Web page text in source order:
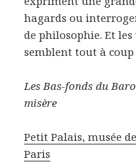
hagards ou
de philosophie. Et
semblent tout à
Les Bas-fonds du
misère
Petit Palais, musée
Paris